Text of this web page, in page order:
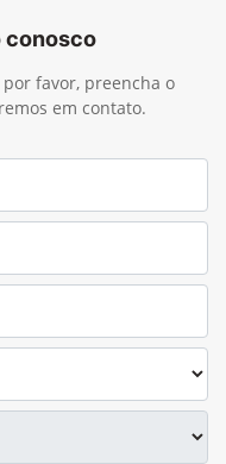
conosco
favor, preencha o
em contato.